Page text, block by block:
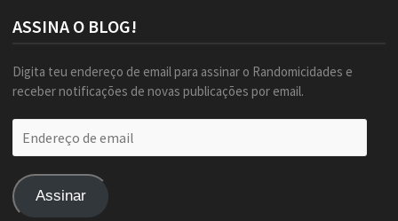
ASSINA O BLOG!
Digita teu endereço de email para assinar o Randomicidades e
receber notificações de novas publicações por email.
de
Assinar